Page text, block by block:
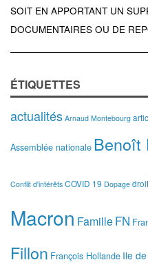
SOIT EN APPORTANT UN
DOCUMENTAIRES OU DE
ÉTIQUETTES
actualités Arnaud Montebourg
Assemblée nationale Benoît
Conflit d'intérêts COVID 19 Dopage droit
Macron FamilleFN
Fillon François Hollande Ile